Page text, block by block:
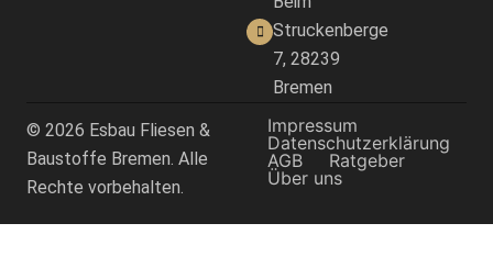
Struckenberge
7, 28239
Bremen
© 2026 Esbau Fliesen &
Baustoffe Bremen. Alle
Rechte vorbehalten.
Impressum
Datenschutzerklärung
AGB
Ratgeber
Über uns